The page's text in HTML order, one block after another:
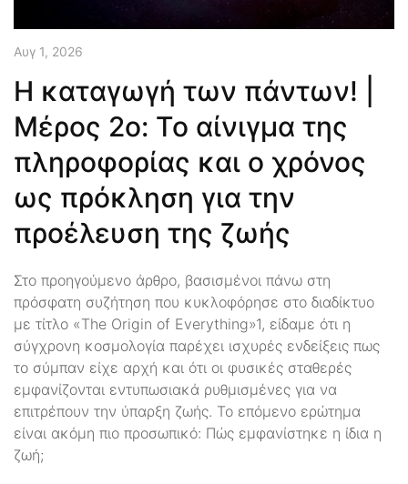
Αυγ 1, 2026
Η καταγωγή των πάντων! |
Μέρος 2ο: Το αίνιγμα της
πληροφορίας και ο χρόνος
ως πρόκληση για την
προέλευση της ζωής
Στο προηγούμενο άρθρο, βασισμένοι πάνω στη
πρόσφατη συζήτηση που κυκλοφόρησε στο διαδίκτυο
με τίτλο «The Origin of Everything»1, είδαμε ότι η
σύγχρονη κοσμολογία παρέχει ισχυρές ενδείξεις πως
το σύμπαν είχε αρχή και ότι οι φυσικές σταθερές
εμφανίζονται εντυπωσιακά ρυθμισμένες για να
επιτρέπουν την ύπαρξη ζωής. Το επόμενο ερώτημα
είναι ακόμη πιο προσωπικό: Πώς εμφανίστηκε η ίδια η
ζωή;